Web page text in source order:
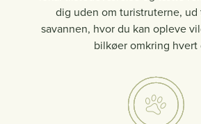
dig uden om turistruterne,
savannen, hvor du kan opleve
bilkøer omkring hvert